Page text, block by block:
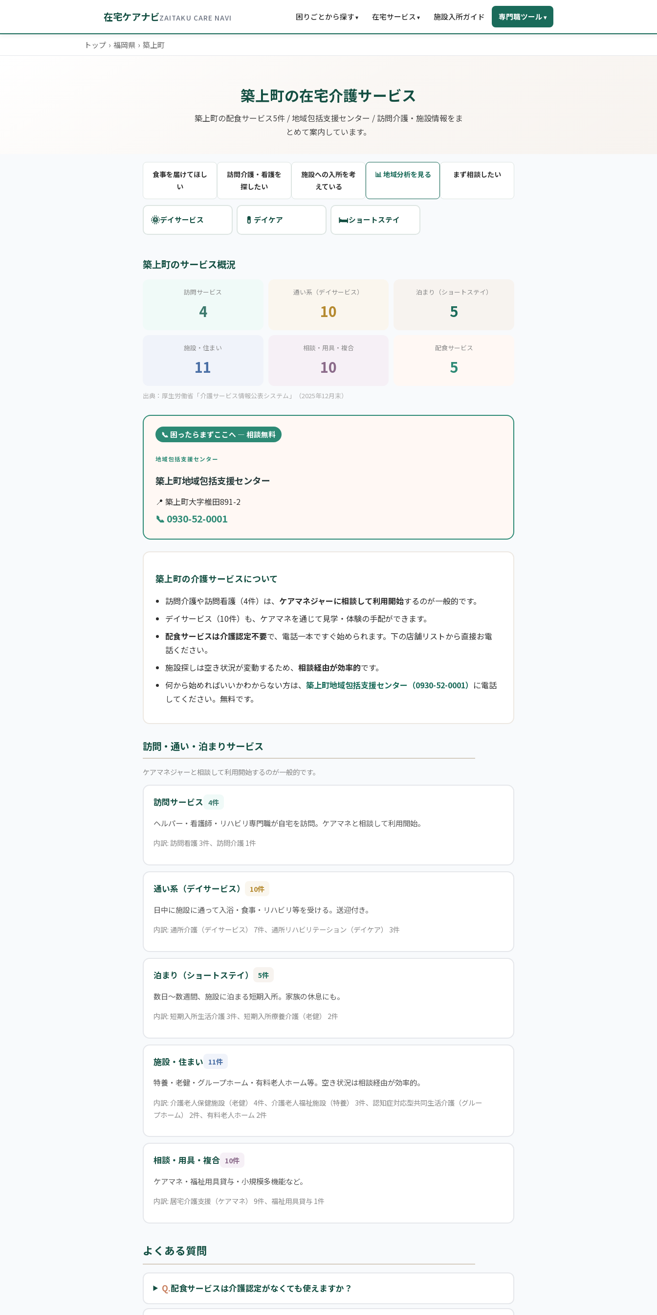
在宅ケアナビZAITAKU CARE NAVI 困りごとから探す▾ 在宅サービス ▾ 施設入所ガイド 専門職ツール▾
トップ › 福岡県 › 築上町
築上町の在宅介護サービス
築上町の配食サービス5件 / 地域包括支援センター / 訪問介護・施設情報をま
とめて案内しています。
食事を届けてほし
い
訪問介護・看護を
探したい
施設への入所を考
えている
📊 地域分析を見る まず相談したい
🌞デイサービス 💊 デイケア 🛏️ショートステイ
築上町のサービス概況
訪問サービス
4
通い系（デイサービス）
10
泊まり（ショートステイ）
5
施設・住まい
11
相談・用具・複合
10
配食サービス
5
出典：厚生労働省「介護サービス情報公表システム」（2025年12月末）
📞 困ったらまずここへ — 相談無料
地域包括支援センター
築上町地域包括支援センター
📍 築上町大字椎田891-2
📞 0930-52-0001
築上町の介護サービスについて
訪問介護や訪問看護（4件）は、 ケアマネジャーに相談して利用開始するのが一般的です。
デイサービス（10件）も、ケアマネを通じて見学・体験の手配ができます。
配食サービスは介護認定不要で、電話一本ですぐ始められます。下の店舗リストから直接お電
話ください。
施設探しは空き状況が変動するため、 相談経由が効率的です。
何から始めればいいかわからない方は、 築上町地域包括支援センター（0930-52-0001） に電話
してください。無料です。
訪問・通い・泊まりサービス
ケアマネジャーと相談して利用開始するのが一般的です。
訪問サービス 4件
ヘルパー・看護師・リハビリ専門職が自宅を訪問。ケアマネと相談して利用開始。
内訳: 訪問看護 3件、訪問介護 1件
通い系（デイサービス） 10件
日中に施設に通って入浴・食事・リハビリ等を受ける。送迎付き。
内訳: 通所介護（デイサービス） 7件、通所リハビリテーション（デイケア） 3件
泊まり（ショートステイ） 5件
数日〜数週間、施設に泊まる短期入所。家族の休息にも。
内訳: 短期入所生活介護 3件、短期入所療養介護（老健） 2件
施設・住まい 11件
特養・老健・グループホーム・有料老人ホーム等。空き状況は相談経由が効率的。
内訳: 介護老人保健施設（老健） 4件、介護老人福祉施設（特養） 3件、認知症対応型共同生活介護（グルー
プホーム） 2件、有料老人ホーム 2件
相談・用具・複合 10件
ケアマネ・福祉用具貸与・小規模多機能など。
内訳: 居宅介護支援（ケアマネ） 9件、福祉用具貸与 1件
よくある質問
Q.配食サービスは介護認定がなくても使えますか？